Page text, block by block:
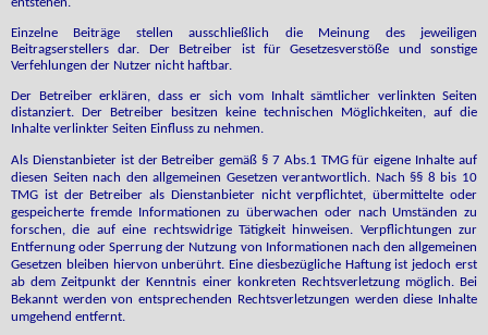
Einzelne Beiträge stellen ausschließlich die Meinung des jeweiligen
Beitragserstellers dar. Der Betreiber ist für Gesetzesverstöße und sonstige
Verfehlungen der Nutzer nicht haftbar.
Der Betreiber erklären, dass er sich vom Inhalt sämtlicher verlinkten Seiten
distanziert. Der Betreiber besitzen keine technischen Möglichkeiten, auf die
Inhalte verlinkter Seiten Einfluss zu nehmen.
Als Dienstanbieter ist der Betreiber gemäß § 7 Abs.1 TMG für eigene Inhalte auf
diesen Seiten nach den allgemeinen Gesetzen verantwortlich. Nach §§ 8 bis 10
TMG ist der Betreiber als Dienstanbieter nicht verpflichtet, übermittelte oder
gespeicherte fremde Informationen zu überwachen oder nach Umständen zu
forschen, die auf eine rechtswidrige Tätigkeit hinweisen. Verpflichtungen zur
Entfernung oder Sperrung der Nutzung von Informationen nach den allgemeinen
Gesetzen bleiben hiervon unberührt. Eine diesbezügliche Haftung ist jedoch erst
ab dem Zeitpunkt der Kenntnis einer konkreten Rechtsverletzung möglich. Bei
Bekannt werden von entsprechenden Rechtsverletzungen werden diese Inhalte
umgehend entfernt.